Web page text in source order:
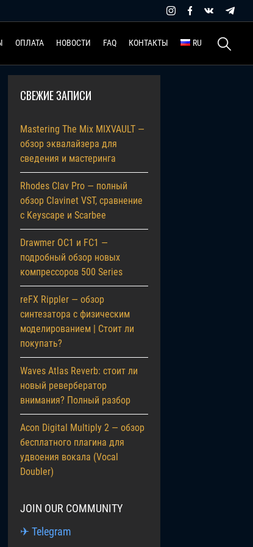
ОПЛАТА НОВОСТИ FAQ КОНТАКТЫ RU Найти:
СВЕЖИЕ ЗАПИСИ
Mastering The Mix MIXVAULT —
обзор эквалайзера для
сведения и мастеринга
Rhodes Clav Pro — полный
обзор Clavinet VST, сравнение
с Keyscape и Scarbee
Drawmer OC1 и FC1 —
подробный обзор новых
компрессоров 500 Series
reFX Rippler — обзор
синтезатора с физическим
моделированием | Стоит ли
покупать?
Waves Atlas Reverb: стоит ли
новый ревербератор
внимания? Полный разбор
Acon Digital Multiply 2 — обзор
бесплатного плагина для
удвоения вокала (Vocal
Doubler)
JOIN OUR COMMUNITY
✈ Telegram